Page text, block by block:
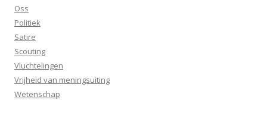
Oss
Politiek
Satire
Scouting
Vluchtelingen
Vrijheid van meningsuiting
Wetenschap